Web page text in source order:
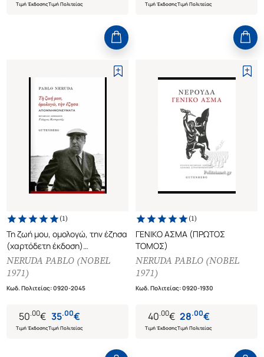
Τιμή ΈκδοσηςΤιμή Πολιτείας Τιμή ΈκδοσηςΤιμή Πολιτείας
(1)
Τη ζωή μου, ομολογώ, την έζησα
(χαρτόδετη έκδοση)
Απομνημονεύματα
NERUDA PABLO (NOBEL
1971)
Κωδ. Πολιτείας:0920-2045
50.00€
Τιμή Έκδοσης
35.00€
Τιμή Πολιτείας
(1)
ΓΕΝΙΚΟ ΑΣΜΑ (ΠΡΩΤΟΣ
ΤΟΜΟΣ)
NERUDA PABLO (NOBEL
1971)
Κωδ. Πολιτείας:0920-1930
40.00€
Τιμή Έκδοσης
28.00€
Τιμή Πολιτείας